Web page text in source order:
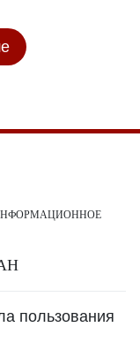
пользования